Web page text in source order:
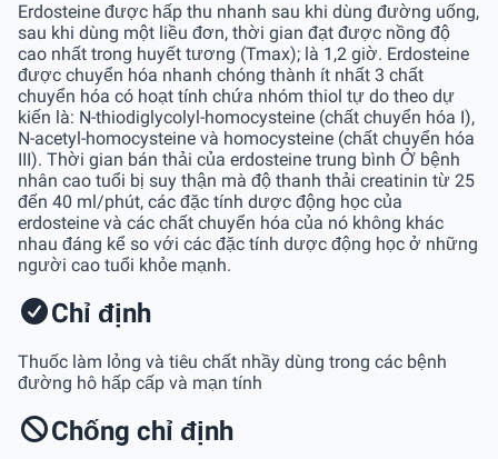
Erdosteine được hấp thu nhanh sau khi dùng đường uống,
sau khi dùng một liều đơn, thời gian đạt được nồng độ
cao nhất trong huyết tương (Tmax); là 1,2 giờ. Erdosteine
được chuyển hóa nhanh chóng thành ít nhất 3 chất
chuyển hóa có hoạt tính chứa nhóm thiol tự do theo dự
kiến là: N-thiodiglycolyl-homocysteine (chất chuyển hóa I),
N-acetyl-homocysteine và homocysteine (chất chuyển hóa
III). Thời gian bán thải của erdosteine trung bình Ở bệnh
nhân cao tuổi bị suy thận mà độ thanh thải creatinin từ 25
đến 40 ml/phút, các đặc tính dược động học của
erdosteine và các chất chuyển hóa của nó không khác
nhau đáng kể so với các đặc tính dược động học ở những
người cao tuổi khỏe mạnh.
Chỉ định
Thuốc làm lỏng và tiêu chất nhầy dùng trong các bệnh
đường hô hấp cấp và mạn tính
Chống chỉ định